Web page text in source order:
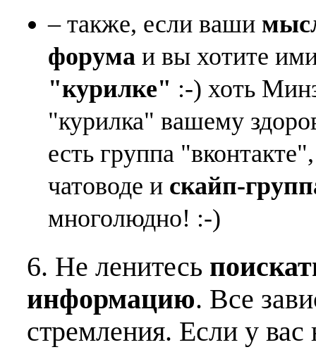
– также, если ваши
форума и вы хотите
"курилке" :-) хоть
"курилка" вашему
есть группа
чатоводе и скайп-
многолюдно! :-)
6. Не ленитесь
информацию. Все
стремления. Если у